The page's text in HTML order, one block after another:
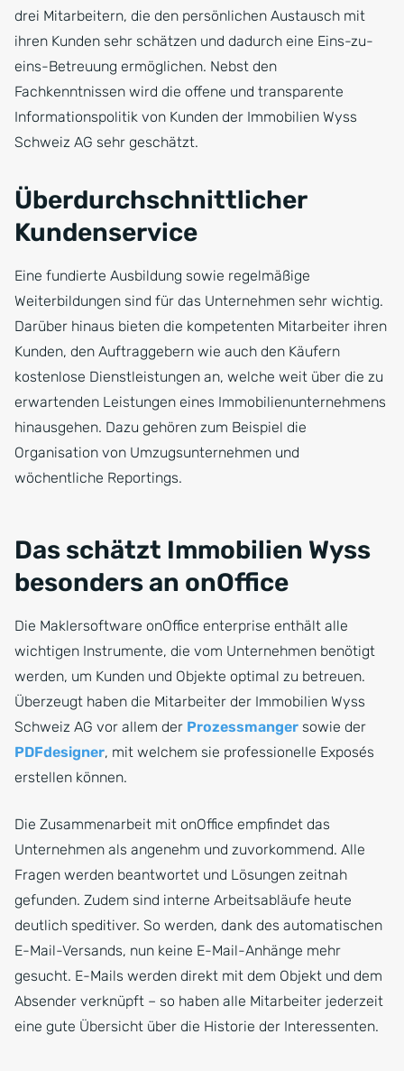
drei Mitarbeitern, die den persönlichen Austausch mit
ihren Kunden sehr schätzen und dadurch eine Eins-zu-
eins-Betreuung ermöglichen. Nebst den
Fachkenntnissen wird die offene und transparente
Informationspolitik von Kunden der Immobilien Wyss
Schweiz AG sehr geschätzt.
Überdurchschnittlicher
Kundenservice
Eine fundierte Ausbildung sowie regelmäßige
Weiterbildungen sind für das Unternehmen sehr wichtig.
Darüber hinaus bieten die kompetenten Mitarbeiter ihren
Kunden, den Auftraggebern wie auch den Käufern
kostenlose Dienstleistungen an, welche weit über die zu
erwartenden Leistungen eines Immobilienunternehmens
hinausgehen. Dazu gehören zum Beispiel die
Organisation von Umzugsunternehmen und
wöchentliche Reportings.
Das schätzt Immobilien Wyss
besonders an onOffice
Die Maklersoftware onOffice enterprise enthält alle
wichtigen Instrumente, die vom Unternehmen benötigt
werden, um Kunden und Objekte optimal zu betreuen.
Überzeugt haben die Mitarbeiter der Immobilien Wyss
Schweiz AG vor allem der Prozessmanger sowie der
PDFdesigner, mit welchem sie professionelle Exposés
erstellen können.
Die Zusammenarbeit mit onOffice empfindet das
Unternehmen als angenehm und zuvorkommend. Alle
Fragen werden beantwortet und Lösungen zeitnah
gefunden. Zudem sind interne Arbeitsabläufe heute
deutlich speditiver. So werden, dank des automatischen
E-Mail-Versands, nun keine E-Mail-Anhänge mehr
gesucht. E-Mails werden direkt mit dem Objekt und dem
Absender verknüpft – so haben alle Mitarbeiter jederzeit
eine gute Übersicht über die Historie der Interessenten.